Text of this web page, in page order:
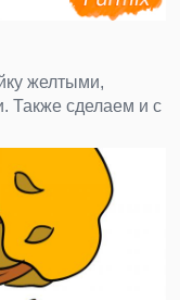
желтыми,
Также сделаем и с